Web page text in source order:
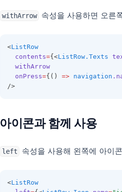
withArrow 속성을 사용하면 오른
<ListRow
contents={<ListRow.Texts
withArrow
onPress={() => navigation
/>
아이콘과 함께 사용
left 속성을 사용해 왼쪽에 아이
<ListRow